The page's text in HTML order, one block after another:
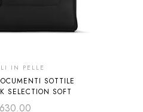
IN PELLE
SOTTILE
SELECTION SOFT